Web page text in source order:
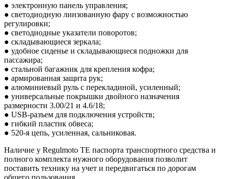
● электронную панель управления;
● светодиодную линзованную фару с возможностью
регулировки;
● светодиодные указатели поворотов;
● складывающиеся зеркала;
● удобное сиденье и складывающиеся подножки для
пассажира;
● стальной багажник для крепления кофра;
● армированная защита рук;
● алюминиевый руль с перекладиной, усиленный;
● универсальные покрышки двойного назначения
размерности 3.00/21 и 4.6/18;
● USB-разъем для подключения устройств;
● гибкий пластик обвеса;
● 520-я цепь, усиленная, сальниковая.
Наличие у Regulmoto TE паспорта транспортного средства и
полного комплекта нужного оборудования позволит
поставить технику на учет и передвигаться по дорогам
общего пользования.